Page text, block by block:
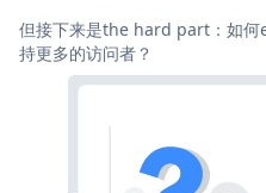
但接下来是the hard part：如
持更多的访问者？